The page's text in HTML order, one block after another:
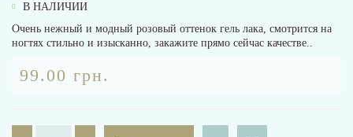
В НАЛИЧИИ
Очень нежный и модный розовый оттенок гель лака, смотрится на
ногтях стильно и изысканно, закажите прямо сейчас качестве..
99.00 грн.